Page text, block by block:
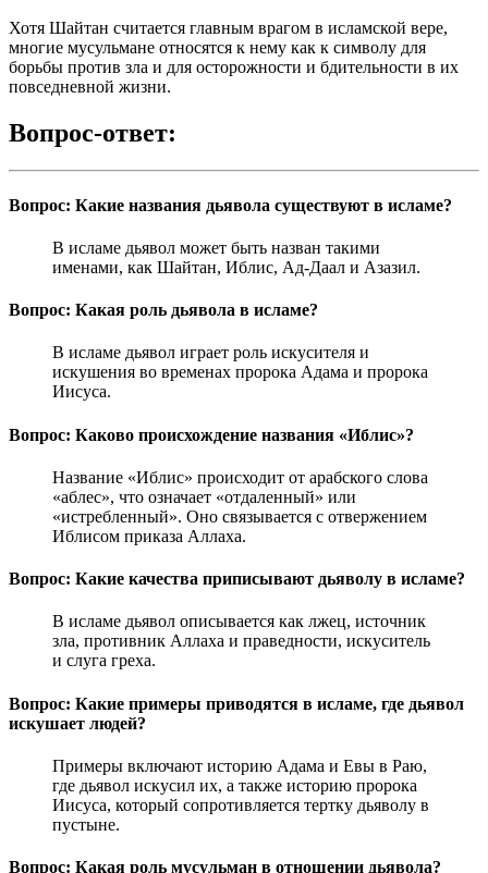
Хотя Шайтан считается главным врагом в исламской вере,
многие мусульмане относятся к нему как к символу для
борьбы против зла и для осторожности и бдительности в их
повседневной жизни.
Вопрос-ответ:
Вопрос: Какие названия дьявола существуют в исламе?
В исламе дьявол может быть назван такими
именами, как Шайтан, Иблис, Ад-Даал и Азазил.
Вопрос: Какая роль дьявола в исламе?
В исламе дьявол играет роль искусителя и
искушения во временах пророка Адама и пророка
Иисуса.
Вопрос: Каково происхождение названия «Иблис»?
Название «Иблис» происходит от арабского слова
«аблес», что означает «отдаленный» или
«истребленный». Оно связывается с отвержением
Иблисом приказа Аллаха.
Вопрос: Какие качества приписывают дьяволу в исламе?
В исламе дьявол описывается как лжец, источник
зла, противник Аллаха и праведности, искуситель
и слуга греха.
Вопрос: Какие примеры приводятся в исламе, где дьявол
искушает людей?
Примеры включают историю Адама и Евы в Раю,
где дьявол искусил их, а также историю пророка
Иисуса, который сопротивляется тертку дьяволу в
пустыне.
Вопрос: Какая роль мусульман в отношении дьявола?